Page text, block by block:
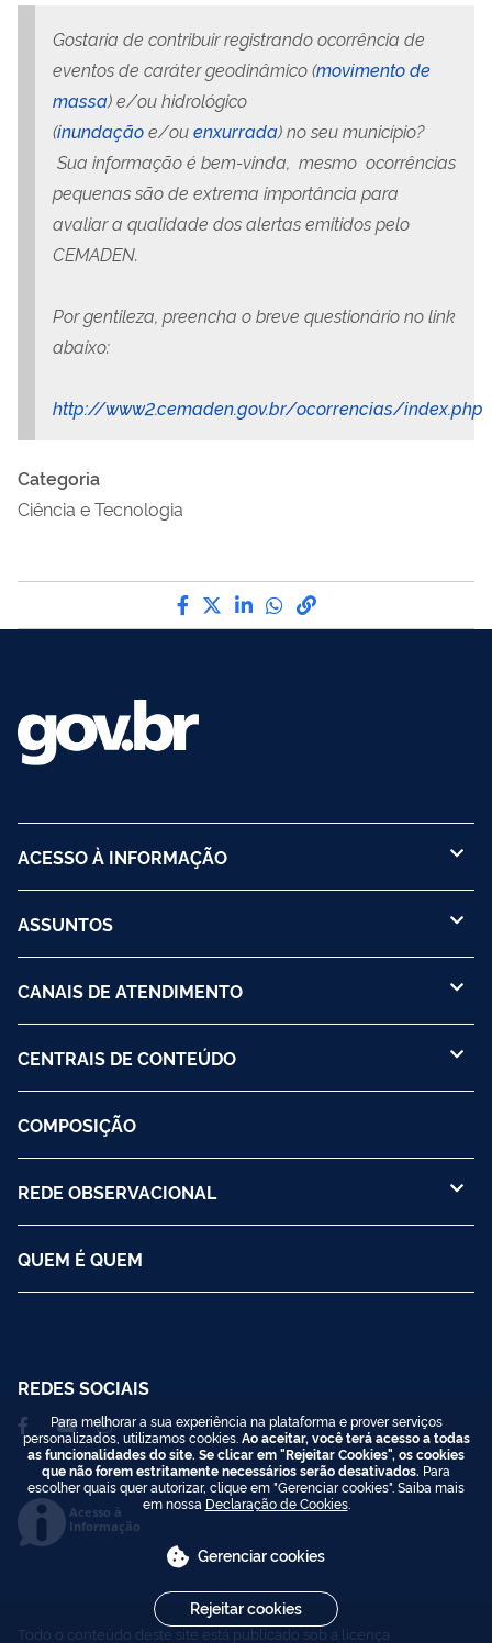
Gostaria de contribuir registrando ocorrência de
eventos de caráter geodinâmico (movimento de
massa) e/ou hidrológico
(inundaçãoe/ouenxurrada) no seu município?
Sua informação é bem-vinda, mesmo ocorrências
pequenas são de extrema importância para
avaliar a qualidade dos alertas emitidos pelo
CEMADEN.
Por gentileza, preencha o breve questionário no link
abaixo:
http://www2.cemaden.gov.br/ocorrencias/index.php
Categoria
Ciência e Tecnologia
Compartilhe por Facebook
Compartilhe por Twitter
Compartilhe por
Compartilhe por
link para Copiar
ACESSO À INFORMAÇÃO
ASSUNTOS
CANAIS DE ATENDIMENTO
CENTRAIS DE CONTEÚDO
COMPOSIÇÃO
REDE OBSERVACIONAL
QUEM É QUEM
REDES SOCIAIS
Acesso à
Informação
Todo o conteúdo deste site está publicado sob a licença
Para melhorar a sua experiência na plataforma e prover serviços
personalizados, utilizamos cookies. Ao aceitar, você terá acesso a todas
as funcionalidades do site. Se clicar em "Rejeitar Cookies", os cookies
que não forem estritamente necessários serão desativados. Para
escolher quais quer autorizar, clique em "Gerenciar cookies". Saiba mais
em nossa Declaração de Cookies.
Gerenciar cookies
Rejeitar cookies